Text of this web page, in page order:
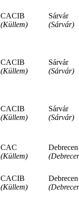
CACIB
(Küllem)
Sárvár
(Sárvár)
CACIB
(Küllem)
Sárvár
(Sárvár)
CACIB
(Küllem)
Sárvár
(Sárvár)
CAC
(Küllem)
Debrecen
CACIB
(Küllem)
Debrecen